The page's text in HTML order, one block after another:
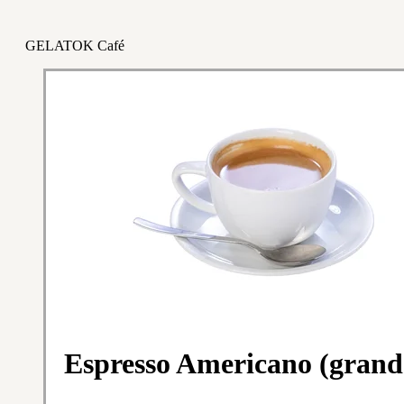
GELATOK Café
Espresso Americano